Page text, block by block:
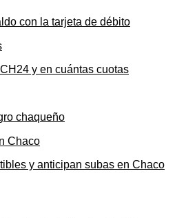
con la tarjeta de débito
y en cuántas cuotas
chaqueño
y anticipan subas en Chaco